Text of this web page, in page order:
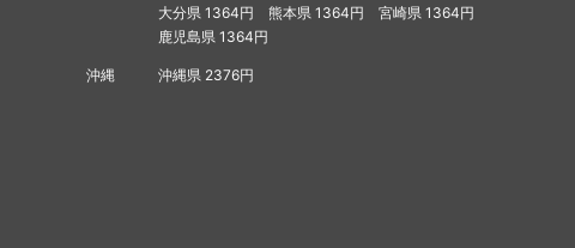
大分県 1364円
熊本県 1364円
宮崎県 1364円
鹿児島県 1364円
沖縄 沖縄県 2376円